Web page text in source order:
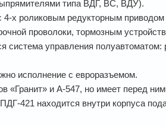
типа ВДГ, ВС, ВДУ).
х роликовым редукторным приводом
проволоки, тормозным
система управления полуавтоматом:
исполнение с евроразъемом.
и А-547, но имеет перед
421 находится внутри корпуса